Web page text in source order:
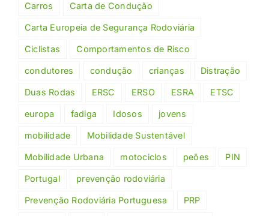
Carros Carta de Condução
Carta Europeia de Segurança Rodoviária
Ciclistas Comportamentos de Risco
condutores condução crianças Distração
Duas Rodas ERSC ERSO ESRA ETSC
europa fadiga Idosos jovens
mobilidade Mobilidade Sustentável
Mobilidade Urbana motociclos peões PIN
Portugal prevenção rodoviária
Prevenção Rodoviária Portuguesa PRP